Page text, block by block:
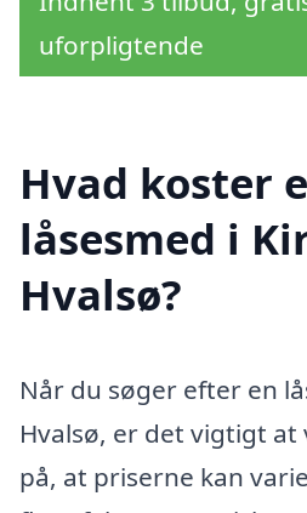
uforpligtende
Hvad koster
låsesmed i
Hvalsø?
Når du søger efter en
Hvalsø, er det vigtigt
på, at priserne kan